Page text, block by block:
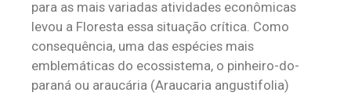
para as mais variadas atividades econômicas
levou a Floresta essa situação crítica. Como
consequência, uma das espécies mais
emblemáticas do ecossistema, o pinheiro-do-
paraná ou araucária (Araucaria angustifolia)